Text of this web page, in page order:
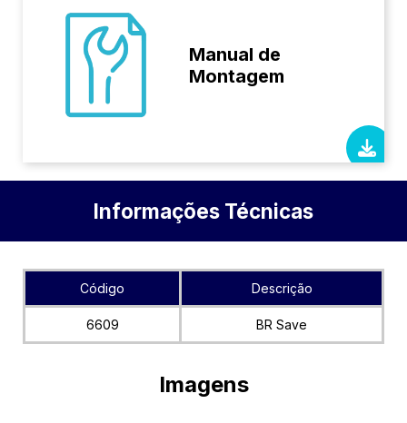
Manual de
Montagem
Informações Técnicas
Código Descrição
6609 BR Save
Imagens